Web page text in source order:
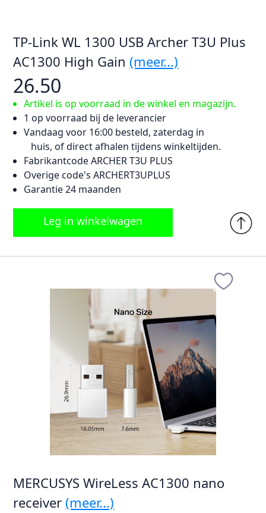
TP-Link WL 1300 USB Archer T3U Plus
AC1300 High Gain(meer...)
26.50
Artikel is op voorraad in de winkel en magazijn.
1 op voorraad bij de leverancier
Vandaag voor 16:00 besteld, zaterdag in
huis, of direct afhalen tijdens winkeltijden.
Fabrikantcode ARCHER T3U PLUS
Overige code's ARCHERT3UPLUS
Garantie 24 maanden
Leg in winkelwagen
MERCUSYS WireLess AC1300 nano
receiver(meer...)